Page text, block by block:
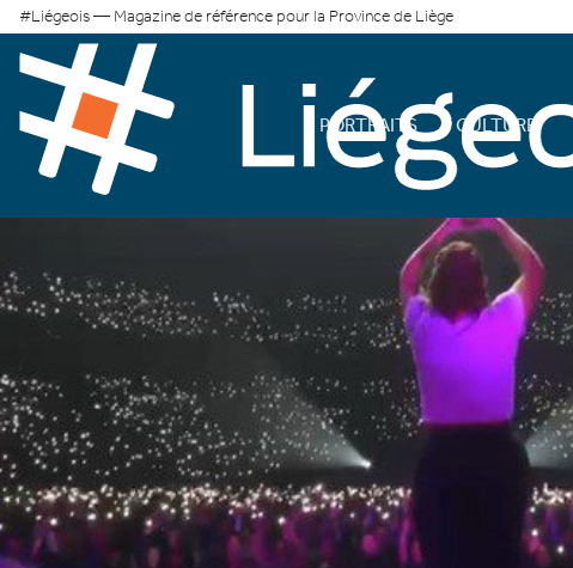
#Liégeois — Magazine de référence pour la Province de Liège
PORTRAITS CULTURE